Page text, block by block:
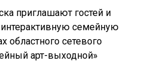
приглашают гостей и
семейную
областного сетевого
арт-выходной»